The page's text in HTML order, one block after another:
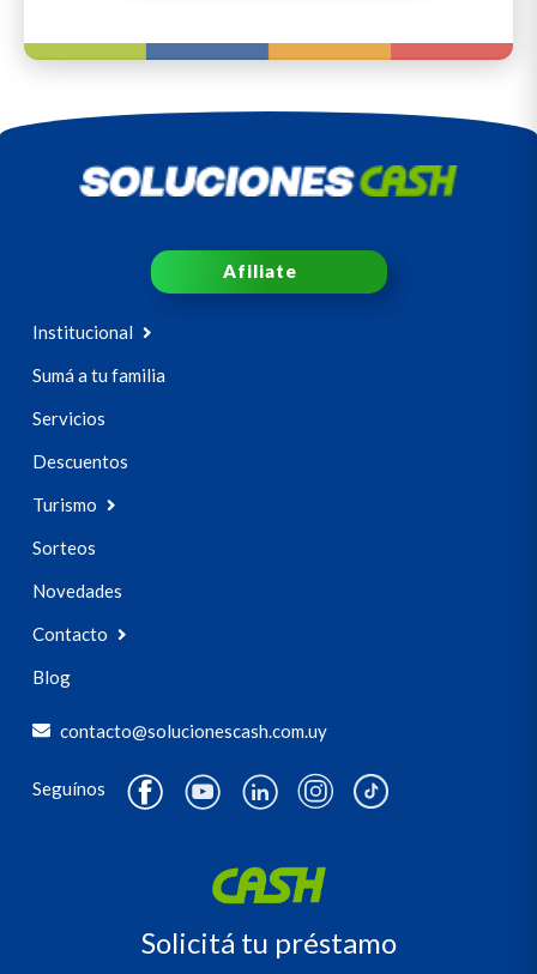
Afiliate
Institucional
Sumá a tu familia
Servicios
Descuentos
Turismo
Sorteos
Novedades
Contacto
Blog
contacto@solucionescash.com.uy
Seguínos
Solicitá tu préstamo